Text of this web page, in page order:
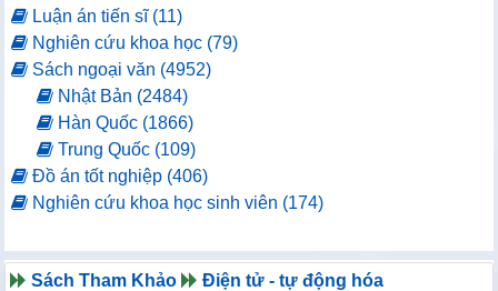
Luận án tiến sĩ (11)
Nghiên cứu khoa học (79)
Sách ngoại văn (4952)
Nhật Bản (2484)
Hàn Quốc (1866)
Trung Quốc (109)
Đồ án tốt nghiệp (406)
Nghiên cứu khoa học sinh viên (174)
Sách Tham Khảo
Điện tử - tự động hóa